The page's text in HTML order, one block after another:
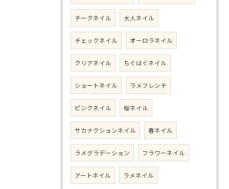
チークネイル 大人ネイル
チェックネイル オーロラネイル
クリアネイル ちぐはぐネイル
ショートネイル ラメフレンチ
ピンクネイル 桜ネイル
サカナクションネイル 春ネイル
ラメグラデーション フラワーネイル
アートネイル ラメネイル